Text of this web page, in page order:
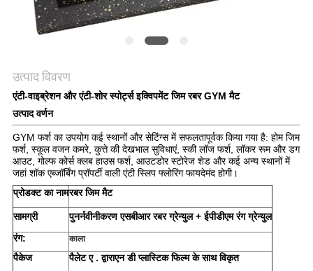
उत्पाद विवरण
एंटी-वाइब्रेशन और एंटी-शोर स्पोर्ट्स इक्विपमेंट जिम रबर GYM मैट
उत्पाद वर्णन
GYM फर्श का उपयोग कई स्थानों और सेटिंग्स में सफलतापूर्वक किया गया है: होम जिम
फर्श, स्कूल वजन कमरे, कुत्ते की देखभाल सुविधाएं, स्की लॉज फर्श, लॉकर रूम और डग
आउट, गोल्फ कोर्स क्लब हाउस फर्श, आउटडोर स्टोरेज शेड और कई अन्य स्थानों में
जहां शॉक एब्जॉर्बिंग प्रॉपर्टी वाली एंटी स्लिप फ्लोरिंग फायदेमंद होगी।
प्रोडक्ट का नामरबर जिम मैट
सामग्री
पुनर्नवीनीकरण एसबीआर रबर ग्रेन्युल + ईपीडीएम रंग ग्रेन्युल
रंग:
काला
पैकेज पैलेट ए . द्वाराएन डी प्लास्टिक फिल्म के साथ विकृत